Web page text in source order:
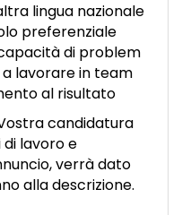
lingua nazionale
preferenziale
di problem
lavorare in team
al risultato
candidatura
lavoro e
verrà dato
alla descrizione.